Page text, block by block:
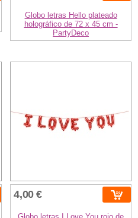
Globo letras Hello plateado
holográfico de 72 x 45 cm -
PartyDeco
4,00 €